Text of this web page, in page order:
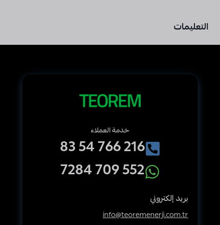
التعليمات
خدمة العملاء
216 766 54 83
552 709 7284
بريد إلكتروني
info@teoremenerji.com.tr